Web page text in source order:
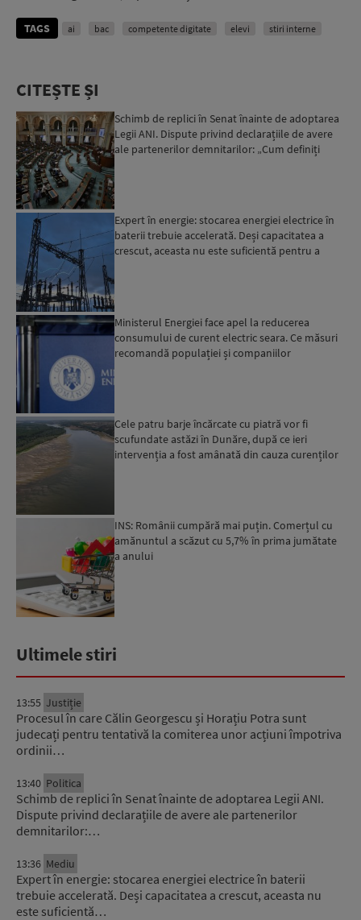
TAGS ai bac competente digitate elevi stiri interne
CITEȘTE ȘI
Schimb de replici în Senat înainte de adoptarea
Legii ANI. Dispute privind declarațiile de avere
ale partenerilor demnitarilor: „Cum definiți
Expert în energie: stocarea energiei electrice în
baterii trebuie accelerată. Deși capacitatea a
crescut, aceasta nu este suficientă pentru a
Ministerul Energiei face apel la reducerea
consumului de curent electric seara. Ce măsuri
recomandă populației și companiilor
Cele patru barje încărcate cu piatră vor fi
scufundate astăzi în Dunăre, după ce ieri
intervenția a fost amânată din cauza curenților
INS: Românii cumpără mai puțin. Comerțul cu
amănuntul a scăzut cu 5,7% în prima jumătate
a anului
Ultimele stiri
13:55 Justiție
Procesul în care Călin Georgescu și Horațiu Potra sunt
judecați pentru tentativă la comiterea unor acțiuni împotriva
ordinii…
13:40 Politica
Schimb de replici în Senat înainte de adoptarea Legii ANI.
Dispute privind declarațiile de avere ale partenerilor
demnitarilor:…
13:36 Mediu
Expert în energie: stocarea energiei electrice în baterii
trebuie accelerată. Deși capacitatea a crescut, aceasta nu
este suficientă…